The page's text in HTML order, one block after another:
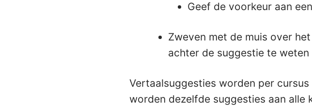
Geef de voorkeur aan
Zweven met de muis over het
achter de suggestie te weten
Vertaalsuggesties worden per
worden dezelfde suggesties aan alle